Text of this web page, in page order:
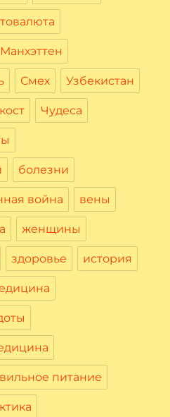
Манхэттен
Смех Узбекистан
Чудеса
болезни
война вены
женщины
здоровье история
питание